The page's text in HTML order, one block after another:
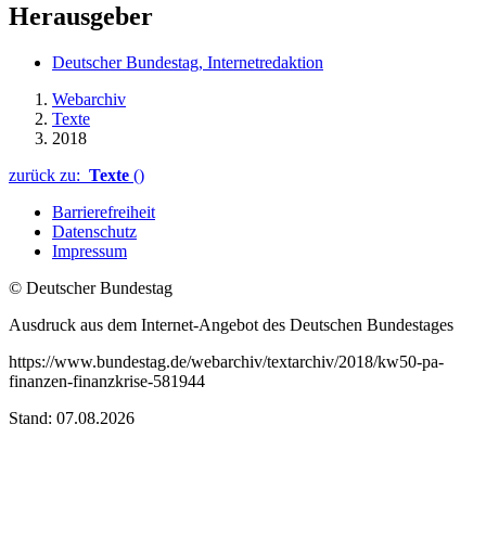
Herausgeber
Deutscher Bundestag, Internetredaktion
Webarchiv
Texte
2018
zurück zu: Texte ()
Barrierefreiheit
Datenschutz
Impressum
© Deutscher Bundestag
Ausdruck aus dem Internet-Angebot des Deutschen Bundestages
https://www.bundestag.de/webarchiv/textarchiv/2018/kw50-pa-
finanzen-finanzkrise-581944
Stand: 07.08.2026